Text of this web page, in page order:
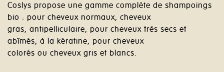
Coslys propose une gamme complète de shampoings
bio : pour cheveux normaux, cheveux
gras, antipelliculaire, pour cheveux très secs et
abîmés, à la kératine, pour cheveux
colorés ou cheveux gris et blancs.